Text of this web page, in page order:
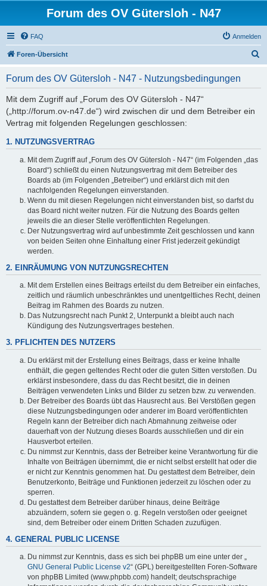
Forum des OV Gütersloh - N47
FAQ Anmelden
Foren-Übersicht
Forum des OV Gütersloh - N47 - Nutzungsbedingungen
Mit dem Zugriff auf „Forum des OV Gütersloh - N47“
(„http://forum.ov-n47.de“) wird zwischen dir und dem Betreiber ein
Vertrag mit folgenden Regelungen geschlossen:
1. NUTZUNGSVERTRAG
Mit dem Zugriff auf „Forum des OV Gütersloh - N47“ (im Folgenden „das
Board“) schließt du einen Nutzungsvertrag mit dem Betreiber des
Boards ab (im Folgenden „Betreiber“) und erklärst dich mit den
nachfolgenden Regelungen einverstanden.
Wenn du mit diesen Regelungen nicht einverstanden bist, so darfst du
das Board nicht weiter nutzen. Für die Nutzung des Boards gelten
jeweils die an dieser Stelle veröffentlichten Regelungen.
Der Nutzungsvertrag wird auf unbestimmte Zeit geschlossen und kann
von beiden Seiten ohne Einhaltung einer Frist jederzeit gekündigt
werden.
2. EINRÄUMUNG VON NUTZUNGSRECHTEN
Mit dem Erstellen eines Beitrags erteilst du dem Betreiber ein einfaches,
zeitlich und räumlich unbeschränktes und unentgeltliches Recht, deinen
Beitrag im Rahmen des Boards zu nutzen.
Das Nutzungsrecht nach Punkt 2, Unterpunkt a bleibt auch nach
Kündigung des Nutzungsvertrages bestehen.
3. PFLICHTEN DES NUTZERS
Du erklärst mit der Erstellung eines Beitrags, dass er keine Inhalte
enthält, die gegen geltendes Recht oder die guten Sitten verstoßen. Du
erklärst insbesondere, dass du das Recht besitzt, die in deinen
Beiträgen verwendeten Links und Bilder zu setzen bzw. zu verwenden.
Der Betreiber des Boards übt das Hausrecht aus. Bei Verstößen gegen
diese Nutzungsbedingungen oder anderer im Board veröffentlichten
Regeln kann der Betreiber dich nach Abmahnung zeitweise oder
dauerhaft von der Nutzung dieses Boards ausschließen und dir ein
Hausverbot erteilen.
Du nimmst zur Kenntnis, dass der Betreiber keine Verantwortung für die
Inhalte von Beiträgen übernimmt, die er nicht selbst erstellt hat oder die
er nicht zur Kenntnis genommen hat. Du gestattest dem Betreiber, dein
Benutzerkonto, Beiträge und Funktionen jederzeit zu löschen oder zu
sperren.
Du gestattest dem Betreiber darüber hinaus, deine Beiträge
abzuändern, sofern sie gegen o. g. Regeln verstoßen oder geeignet
sind, dem Betreiber oder einem Dritten Schaden zuzufügen.
4. GENERAL PUBLIC LICENSE
Du nimmst zur Kenntnis, dass es sich bei phpBB um eine unter der „
GNU General Public License v2“ (GPL) bereitgestellten Foren-Software
von phpBB Limited (www.phpbb.com) handelt; deutschsprachige